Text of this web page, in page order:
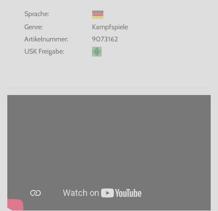
Sprache:
Genre:
Kampfspiele
Artikelnummer:
9073162
USK Freigabe: